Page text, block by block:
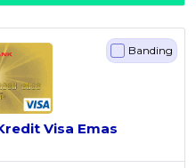
Banding
Visa Emas